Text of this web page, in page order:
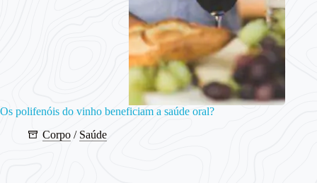
Os polifenóis do vinho beneficiam a saúde oral?
Corpo / Saúde